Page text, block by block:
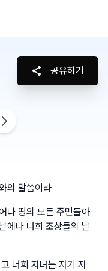
공유하기
의 말씀이라
다 땅의 모든 주민들아
에나 너희 조상들의 날
너희 자녀는 자기 자